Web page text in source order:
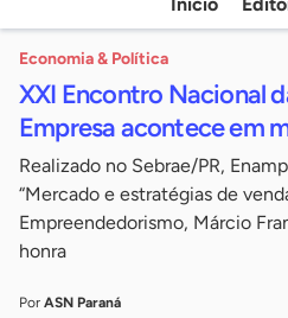
Economia & Política
XXI Encontro Nacional
Empresa acontece em
Realizado no Sebrae/PR,
“Mercado e estratégias de
Empreendedorismo, Márcio
honra
Por ASN Paraná